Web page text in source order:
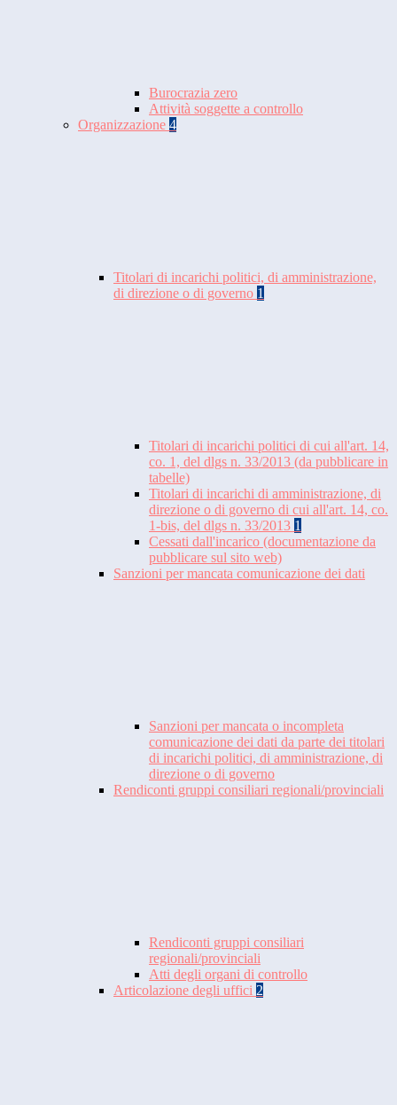
Burocrazia zero
Attività soggette a controllo
Organizzazione 4
Titolari di incarichi politici, di amministrazione,
di direzione o di governo 1
Titolari di incarichi politici di cui all'art. 14,
co. 1, del dlgs n. 33/2013 (da pubblicare in
tabelle)
Titolari di incarichi di amministrazione, di
direzione o di governo di cui all'art. 14, co.
1-bis, del dlgs n. 33/2013 1
Cessati dall'incarico (documentazione da
pubblicare sul sito web)
Sanzioni per mancata comunicazione dei dati
Sanzioni per mancata o incompleta
comunicazione dei dati da parte dei titolari
di incarichi politici, di amministrazione, di
direzione o di governo
Rendiconti gruppi consiliari regionali/provinciali
Rendiconti gruppi consiliari
regionali/provinciali
Atti degli organi di controllo
Articolazione degli uffici 2